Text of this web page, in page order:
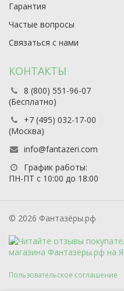
Гарантия
Частые вопросы
Связаться с нами
КОНТАКТЫ
8 (800) 551-96-07
(Бесплатно)
+7 (495) 032-17-00
(Москва)
info@fantazeri.com
График работы:
ПН-ПТ с 10:00 до 18:00
© 2026 Фантазёры.рф
Пользовательское соглашение